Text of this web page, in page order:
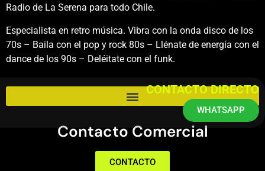
Radio de La Serena para todo Chile.
Especialista en retro música. Vibra con la onda disco de los
70s – Baila con el pop y rock 80s – Llénate de energía con el
dance de los 90s – Deléitate con el funk.
Contacto Comercial
CONTACTO
CONTACTO DIRECTO
WHATSAPP